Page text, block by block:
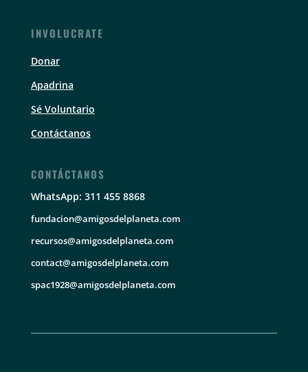
INVOLUCRATE
Donar
Apadrina
Sé Voluntario
Contáctanos
CONTÁCTANOS
WhatsApp: 311 455 8868
fundacion@amigosdelplaneta.com
recursos@amigosdelplaneta.com
contact@amigosdelplaneta.com
spac1928@amigosdelplaneta.com